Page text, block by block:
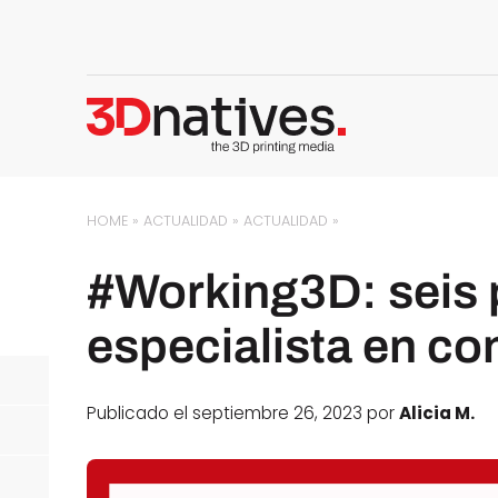
HOME »ACTUALIDAD »ACTUALIDAD »
#Working3D: seis
especialista en
Publicado el septiembre 26, 2023 porAlicia M.